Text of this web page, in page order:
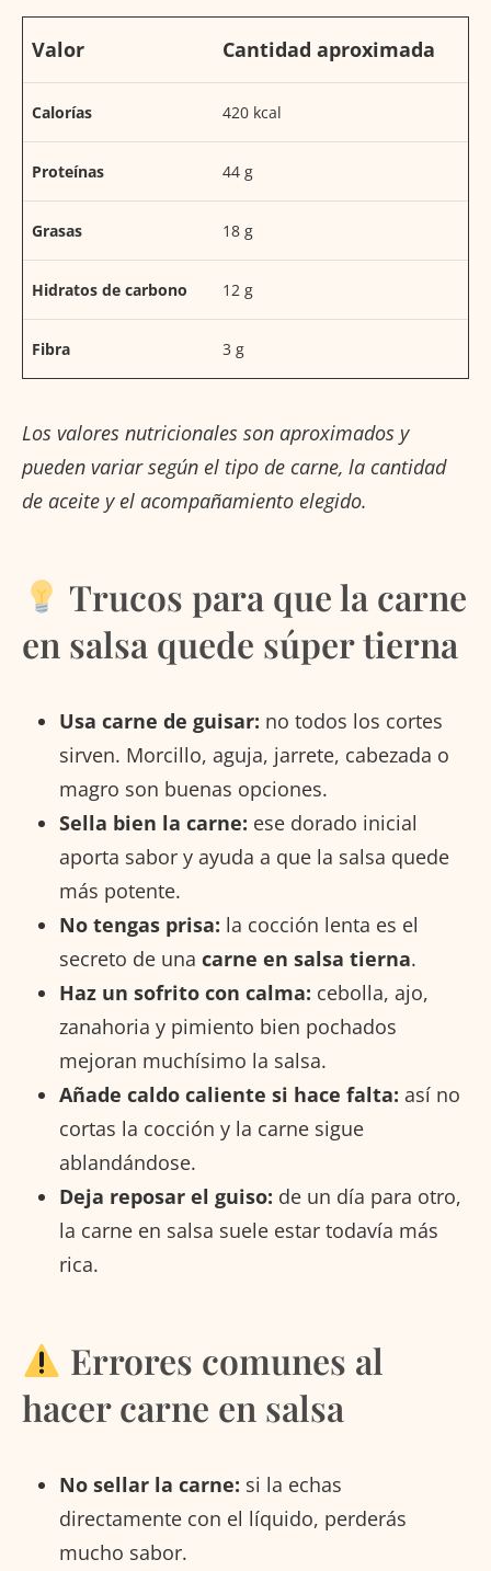
Valor Cantidad aproximada
Calorías 420 kcal
Proteínas 44 g
Grasas 18 g
Hidratos de carbono 12 g
Fibra 3 g
Los valores nutricionales son aproximados y
pueden variar según el tipo de carne, la cantidad
de aceite y el acompañamiento elegido.
Trucos para que la carne
en salsa quede súper tierna
Usa carne de guisar: no todos los cortes
sirven. Morcillo, aguja, jarrete, cabezada o
magro son buenas opciones.
Sella bien la carne: ese dorado inicial
aporta sabor y ayuda a que la salsa quede
más potente.
No tengas prisa: la cocción lenta es el
secreto de una carne en salsa tierna.
Haz un sofrito con calma: cebolla, ajo,
zanahoria y pimiento bien pochados
mejoran muchísimo la salsa.
Añade caldo caliente si hace falta: así no
cortas la cocción y la carne sigue
ablandándose.
Deja reposar el guiso: de un día para otro,
la carne en salsa suele estar todavía más
rica.
Errores comunes al
hacer carne en salsa
No sellar la carne: si la echas
directamente con el líquido, perderás
mucho sabor.